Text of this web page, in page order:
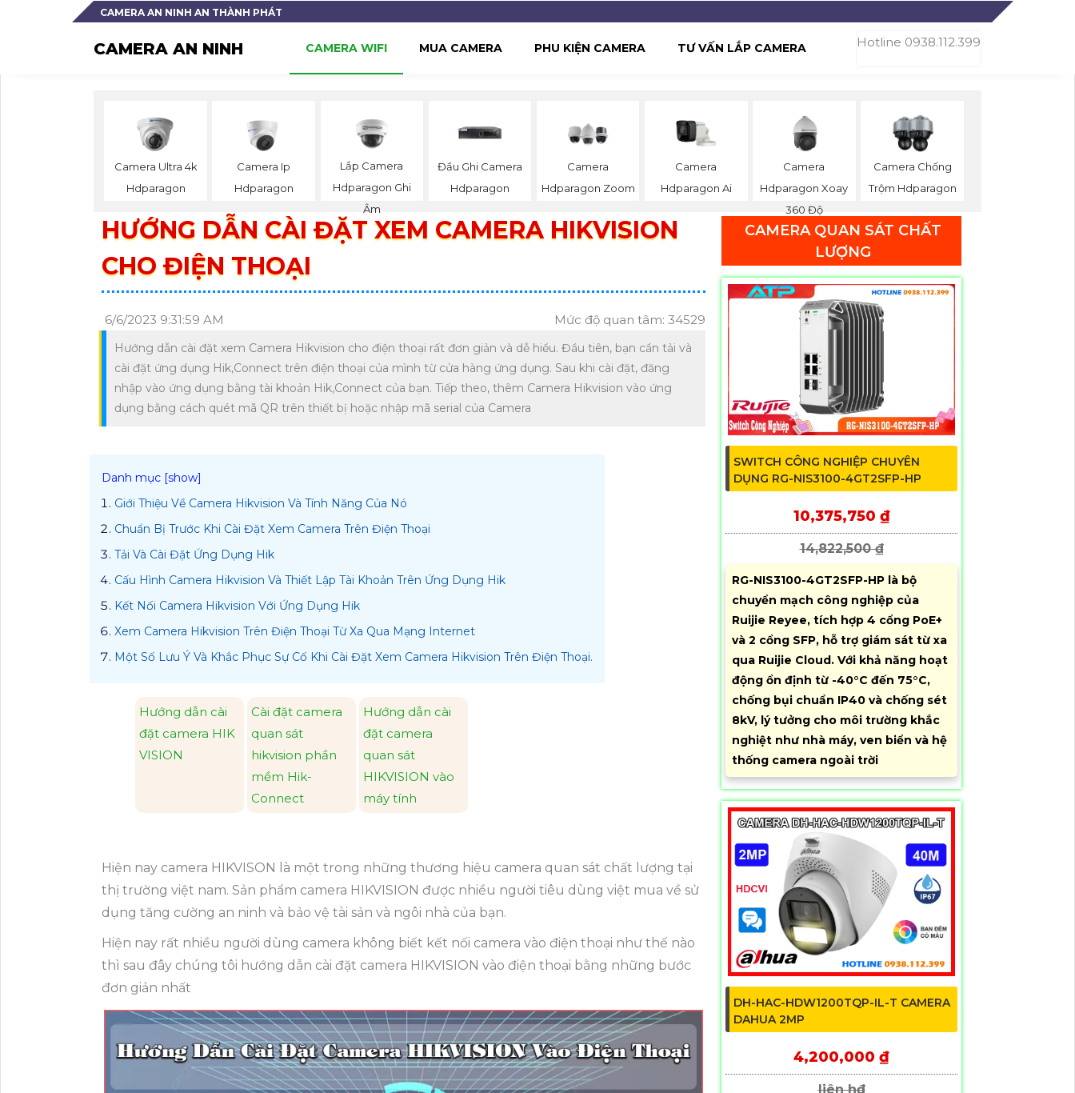
CAMERA AN NINH AN THÀNH PHÁT
CAMERA AN NINH Hotline 0938.112.399
CAMERA WIFI MUA CAMERA PHU KIỆN CAMERA TƯ VẤN LẮP CAMERA
Camera Ultra 4k
Hdparagon
Camera Ip
Hdparagon
Lắp Camera
Hdparagon Ghi
Âm
Đầu Ghi Camera
Hdparagon
Camera
Hdparagon Zoom
Camera
Hdparagon Ai
Camera
Hdparagon Xoay
360 Độ
Camera Chống
Trộm Hdparagon
HƯỚNG DẪN CÀI ĐẶT XEM CAMERA HIKVISION
CHO ĐIỆN THOẠI
6/6/2023 9:31:59 AM Mức độ quan tâm: 34529
Hướng dẫn cài đặt xem Camera Hikvision cho điện thoại rất đơn giản và dễ hiểu. Đầu tiên, bạn cần tải và
cài đặt ứng dụng Hik,Connect trên điện thoại của mình từ cửa hàng ứng dụng. Sau khi cài đặt, đăng
nhập vào ứng dụng bằng tài khoản Hik,Connect của bạn. Tiếp theo, thêm Camera Hikvision vào ứng
dụng bằng cách quét mã QR trên thiết bị hoặc nhập mã serial của Camera
Giới Thiệu Về Camera Hikvision Và Tính Năng Của Nó
Chuẩn Bị Trước Khi Cài Đặt Xem Camera Trên Điện Thoại
Tải Và Cài Đặt Ứng Dụng Hik
Cấu Hình Camera Hikvision Và Thiết Lập Tài Khoản Trên Ứng Dụng Hik
Kết Nối Camera Hikvision Với Ứng Dụng Hik
Xem Camera Hikvision Trên Điện Thoại Từ Xa Qua Mạng Internet
Một Số Lưu Ý Và Khắc Phục Sự Cố Khi Cài Đặt Xem Camera Hikvision Trên Điện Thoại.
Hướng dẫn cài
đặt camera HIK
VISION
Cài đặt camera
quan sát
hikvision phần
mềm Hik-
Connect
Hướng dẫn cài
đặt camera
quan sát
HIKVISION vào
máy tính
Hiện nay camera HIKVISON là một trong những thương hiệu camera quan sát chất lượng tại
thị trường việt nam. Sản phẩm camera HIKVISION được nhiều người tiêu dùng việt mua về sử
dụng tăng cường an ninh và bảo vệ tài sản và ngôi nhà của bạn.
Hiện nay rất nhiều người dùng camera không biết kết nối camera vào điện thoại như thế nào
thì sau đây chúng tôi hướng dẫn cài đặt camera HIKVISION vào điện thoại bằng những bước
đơn giản nhất
CAMERA QUAN SÁT CHẤT
LƯỢNG
SWITCH CÔNG NGHIỆP CHUYÊN
DỤNG RG-NIS3100-4GT2SFP-HP
10,375,750 ₫
14,822,500 ₫
RG-NIS3100-4GT2SFP-HP là bộ
chuyển mạch công nghiệp của
Ruijie Reyee, tích hợp 4 cổng PoE+
và 2 cổng SFP, hỗ trợ giám sát từ xa
qua Ruijie Cloud. Với khả năng hoạt
động ổn định từ -40°C đến 75°C,
chống bụi chuẩn IP40 và chống sét
8kV, lý tưởng cho môi trường khắc
nghiệt như nhà máy, ven biển và hệ
thống camera ngoài trời
DH-HAC-HDW1200TQP-IL-T CAMERA
DAHUA 2MP
4,200,000 ₫
liên h₫